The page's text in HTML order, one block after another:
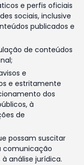
e perfis oficiais
sociais, inclusive
publicados e
de conteúdos
e
e estritamente
dos
à
de
possam suscitar
comunicação
análise jurídica.